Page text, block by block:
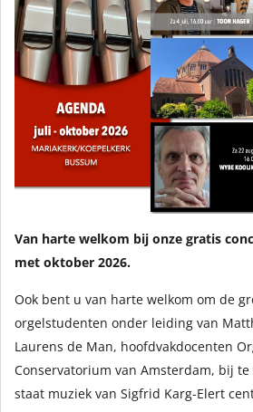
Van harte welkom bij onze gratis
met oktober 2026.
Ook bent u van harte welkom om de
orgelstudenten onder leiding van
Laurens de Man, hoofdvakdocenten
Conservatorium van Amsterdam, bij
staat muziek van Sigfrid Karg-Elert